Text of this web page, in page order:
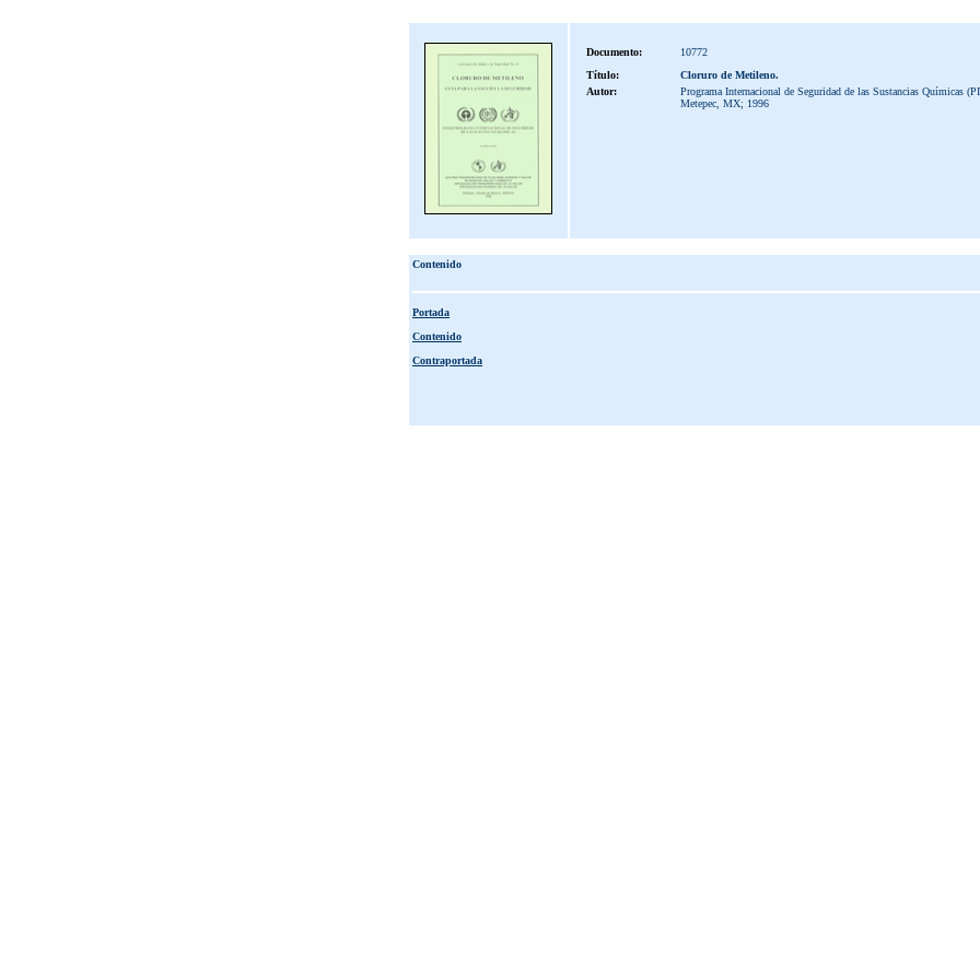
Documento:
10772
Título:
Cloruro de Metileno.
Autor:
Programa Internacional de Seguridad de las Sustancias Químicas
Metepec, MX; 1996
Contenido
Portada
Contenido
Contraportada